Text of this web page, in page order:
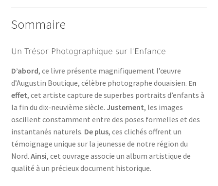
Sommaire
Un Trésor Photographique sur l’Enfance
D’abord, ce livre présente magnifiquement l’œuvre
d’Augustin Boutique, célèbre photographe douaisien. En
effet, cet artiste capture de superbes portraits d’enfants à
la fin du dix-neuvième siècle. Justement, les images
oscillent constamment entre des poses formelles et des
instantanés naturels. De plus, ces clichés offrent un
témoignage unique sur la jeunesse de notre région du
Nord. Ainsi, cet ouvrage associe un album artistique de
qualité à un précieux document historique.